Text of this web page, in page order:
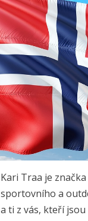
Kari Traa je
sportovního a
a ti z vás, kteří